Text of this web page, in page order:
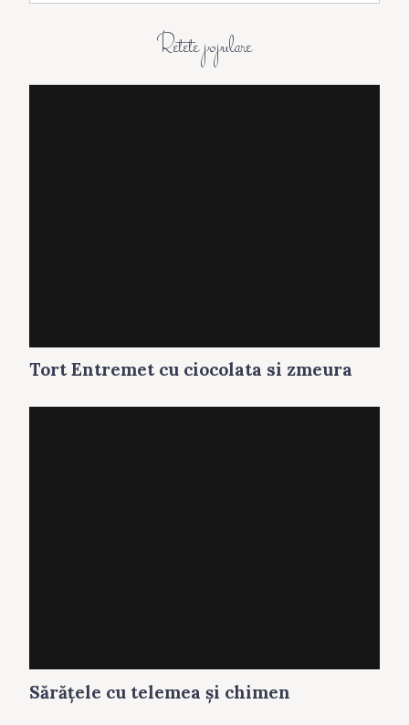
Retete populare
Tort Entremet cu ciocolata si zmeura
Sărăţele cu telemea și chimen